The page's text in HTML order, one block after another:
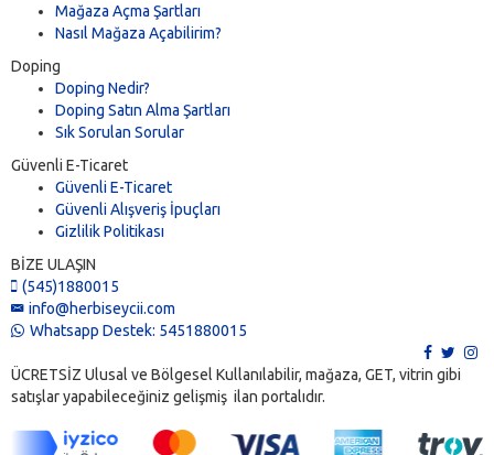
Mağaza Açma Şartları
Nasıl Mağaza Açabilirim?
Doping
Doping Nedir?
Doping Satın Alma Şartları
Sık Sorulan Sorular
Güvenli E-Ticaret
Güvenli E-Ticaret
Güvenli Alışveriş İpuçları
Gizlilik Politikası
BİZE ULAŞIN
(545)1880015
info@herbiseycii.com
Whatsapp Destek: 5451880015
ÜCRETSİZ Ulusal ve Bölgesel Kullanılabilir, mağaza, GET, vitrin gibi
satışlar yapabileceğiniz gelişmiş ilan portalıdır.